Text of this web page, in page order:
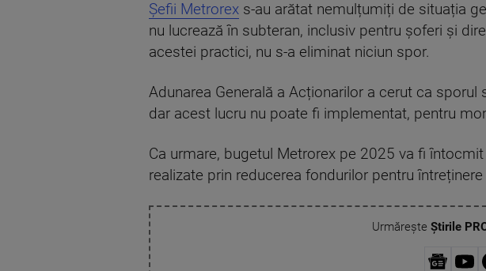
Șefii Metrorex s-au arătat nemulțumiți de situația
nu lucrează în subteran, inclusiv pentru șoferi și
acestei practici, nu s-a eliminat niciun spor.
Adunarea Generală a Acționarilor a cerut ca
dar acest lucru nu poate fi implementat, pentru
Ca urmare, bugetul Metrorex pe 2025 va fi
realizate prin reducerea fondurilor pentru
Urmărește Știrile